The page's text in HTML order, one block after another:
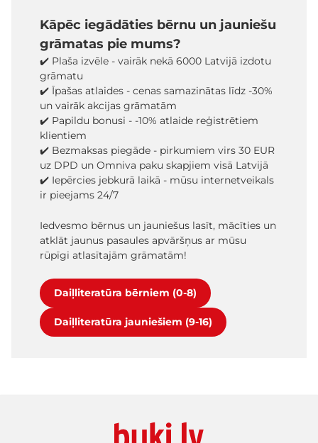
Kāpēc iegādāties bērnu un jauniešu
grāmatas pie mums?
✔️ Plaša izvēle - vairāk nekā 6000 Latvijā izdotu
grāmatu
✔️ Īpašas atlaides - cenas samazinātas līdz -30%
un vairāk akcijas grāmatām
✔️ Papildu bonusi - -10% atlaide reģistrētiem
klientiem
✔️ Bezmaksas piegāde - pirkumiem virs 30 EUR
uz DPD un Omniva paku skapjiem visā Latvijā
✔️ Iepērcies jebkurā laikā - mūsu internetveikals
ir pieejams 24/7
Iedvesmo bērnus un jauniešus lasīt, mācīties un
atklāt jaunus pasaules apvāršņus ar mūsu
rūpīgi atlasītajām grāmatām!
Daiļliteratūra bērniem (0-8)
Daiļliteratūra jauniešiem (9-16)